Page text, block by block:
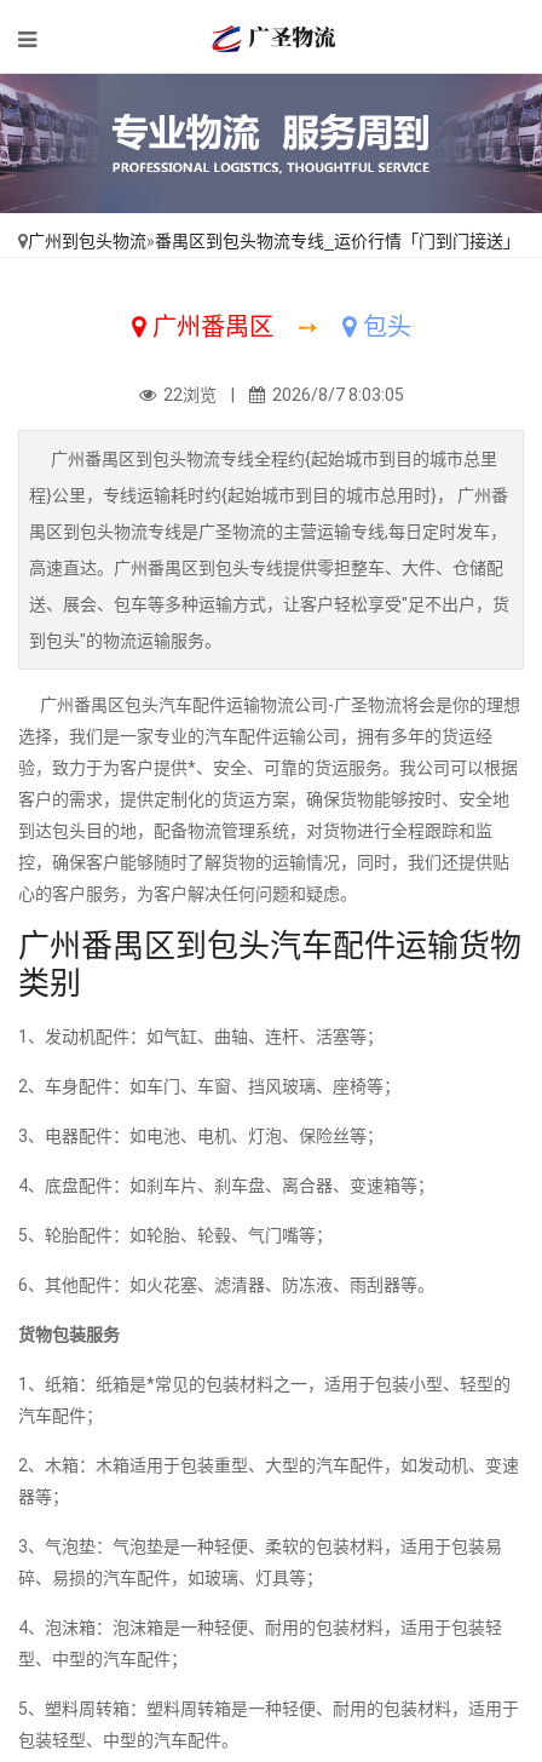
广州到包头物流»番禺区到包头物流专线_运价行情「门到门接送」
广州番禺区 ➙ 包头
22浏览 | 2026/8/7 8:03:05
广州番禺区到包头物流专线全程约{起始城市到目的城市总里
程}公里，专线运输耗时约{起始城市到目的城市总用时}， 广州番
禺区到包头物流专线是广圣物流的主营运输专线,每日定时发车，
高速直达。广州番禺区到包头专线提供零担整车、大件、仓储配
送、展会、包车等多种运输方式，让客户轻松享受"足不出户，货
到包头"的物流运输服务。
广州番禺区包头汽车配件运输物流公司-广圣物流将会是你的理想
选择，我们是一家专业的汽车配件运输公司，拥有多年的货运经
验，致力于为客户提供*、安全、可靠的货运服务。我公司可以根据
客户的需求，提供定制化的货运方案，确保货物能够按时、安全地
到达包头目的地，配备物流管理系统，对货物进行全程跟踪和监
控，确保客户能够随时了解货物的运输情况，同时，我们还提供贴
心的客户服务，为客户解决任何问题和疑虑。
广州番禺区到包头汽车配件运输货物
类别
1、发动机配件：如气缸、曲轴、连杆、活塞等；
2、车身配件：如车门、车窗、挡风玻璃、座椅等；
3、电器配件：如电池、电机、灯泡、保险丝等；
4、底盘配件：如刹车片、刹车盘、离合器、变速箱等；
5、轮胎配件：如轮胎、轮毂、气门嘴等；
6、其他配件：如火花塞、滤清器、防冻液、雨刮器等。
货物包装服务
1、纸箱：纸箱是*常见的包装材料之一，适用于包装小型、轻型的
汽车配件；
2、木箱：木箱适用于包装重型、大型的汽车配件，如发动机、变速
器等；
3、气泡垫：气泡垫是一种轻便、柔软的包装材料，适用于包装易
碎、易损的汽车配件，如玻璃、灯具等；
4、泡沫箱：泡沫箱是一种轻便、耐用的包装材料，适用于包装轻
型、中型的汽车配件；
5、塑料周转箱：塑料周转箱是一种轻便、耐用的包装材料，适用于
包装轻型、中型的汽车配件。